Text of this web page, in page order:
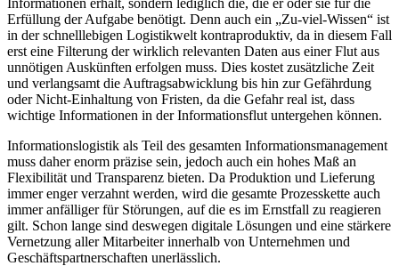
Erfüllung der Aufgabe benötigt. Denn auch ein „Zu-viel-Wissen“ ist
in der schnelllebigen Logistikwelt kontraproduktiv, da in diesem Fall
erst eine Filterung der wirklich relevanten Daten aus einer Flut aus
unnötigen Auskünften erfolgen muss. Dies kostet zusätzliche Zeit
und verlangsamt die Auftragsabwicklung bis hin zur Gefährdung
oder Nicht-Einhaltung von Fristen, da die Gefahr real ist, dass
wichtige Informationen in der Informationsflut untergehen können.
Informationslogistik als Teil des gesamten Informationsmanagement
muss daher enorm präzise sein, jedoch auch ein hohes Maß an
Flexibilität und Transparenz bieten. Da Produktion und Lieferung
immer enger verzahnt werden, wird die gesamte Prozesskette auch
immer anfälliger für Störungen, auf die es im Ernstfall zu reagieren
gilt. Schon lange sind deswegen digitale Lösungen und eine stärkere
Vernetzung aller Mitarbeiter innerhalb von Unternehmen und
Geschäftspartnerschaften unerlässlich.